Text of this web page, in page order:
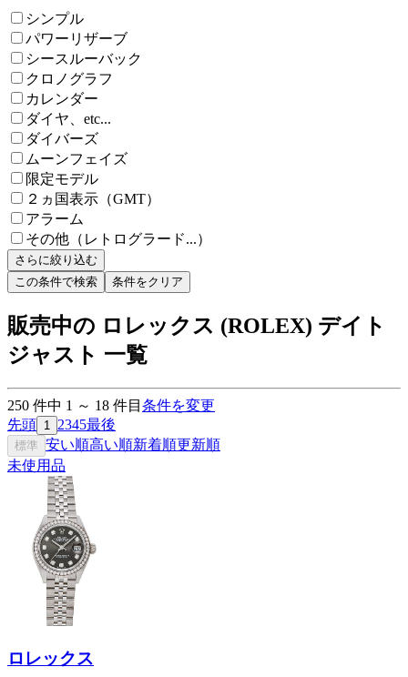
シンプル
パワーリザーブ
シースルーバック
クロノグラフ
カレンダー
ダイヤ、etc...
ダイバーズ
ムーンフェイズ
限定モデル
２ヵ国表示（GMT）
アラーム
その他（レトログラード...）
さらに絞り込む
この条件で検索
条件をクリア
販売中の ロレックス (ROLEX) デイト
ジャスト 一覧
250 件中 1 ～ 18 件目 条件を変更
先頭 1 2345最後
標準 安い順高い順新着順更新順
未使用品
ロレックス